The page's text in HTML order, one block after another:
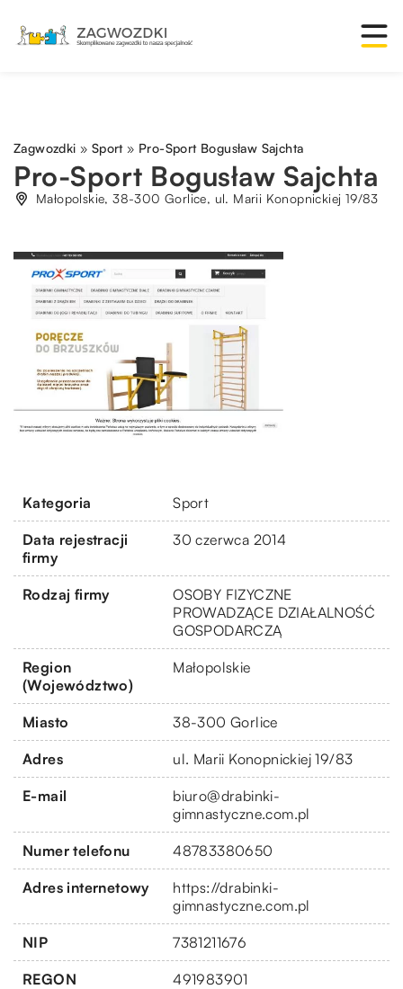
Zagwozdki » Sport» Pro-Sport Bogusław Sajchta
Pro-Sport Bogusław Sajchta
Małopolskie, 38-300 Gorlice, ul. Marii Konopnickiej 19/83
Kategoria Sport
Data rejestracji
firmy
30 czerwca 2014
Rodzaj firmy
OSOBY FIZYCZNE
PROWADZĄCE DZIAŁALNOŚĆ
GOSPODARCZĄ
Region
(Województwo)
Małopolskie
Miasto 38-300 Gorlice
Adres ul. Marii Konopnickiej 19/83
E-mail
biuro@drabinki-
gimnastyczne.com.pl
Numer telefonu 48783380650
Adres internetowy
https://drabinki-
gimnastyczne.com.pl
NIP 7381211676
REGON 491983901